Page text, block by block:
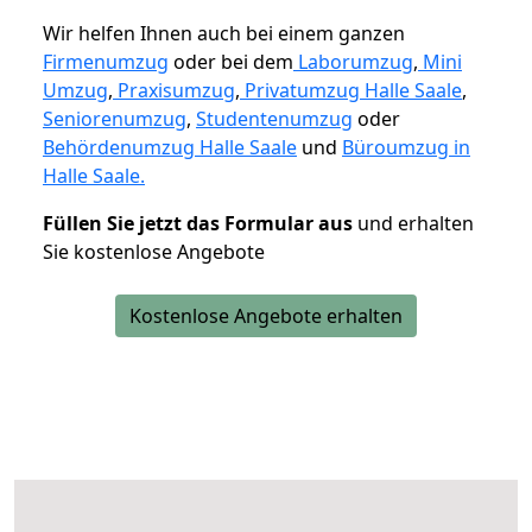
Wir helfen Ihnen auch bei einem ganzen
Firmenumzug oder bei dem Laborumzug, Mini
Umzug, Praxisumzug, Privatumzug Halle Saale,
Seniorenumzug, Studentenumzug oder
Behördenumzug Halle Saale und Büroumzug in
Halle Saale.
Füllen Sie jetzt das Formular aus und erhalten
Sie kostenlose Angebote
Kostenlose Angebote erhalten